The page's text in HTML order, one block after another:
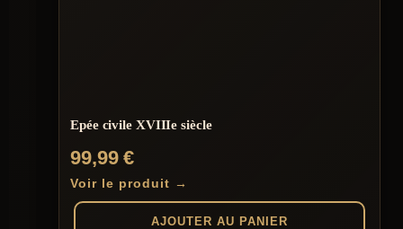
Epée civile XVIIIe siècle
99,99€
Voir le produit →
AJOUTER AU PANIER